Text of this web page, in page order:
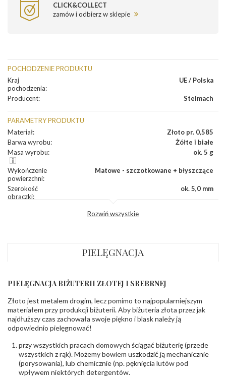
CLICK&COLLECT
zamów i odbierz w sklepie
POCHODZENIE PRODUKTU
Kraj
pochodzenia:
UE / Polska
Producent: Stelmach
PARAMETRY PRODUKTU
Materiał:
Złoto pr. 0,585
Barwa wyrobu:
Żółte i białe
Masa wyrobu: ok. 5 g
Wykończenie
powierzchni:
Matowe - szczotkowane + błyszczące
Szerokość
obrączki:
ok. 5,0 mm
KAMIENIE
Rodzaje
kamieni:
Cyrkonia
Liczba kamieni:
Cyrkonia - 3 szt.
Szlif kamieni:
(łącznie)
INNE PARAMETRY
Rozwiń wszystkie
PIELĘGNACJA
PIELĘGNACJA BIŻUTERII ZŁOTEJ I SREBRNEJ
Złoto jest metalem drogim, lecz pomimo to najpopularniejszym
materiałem przy produkcji biżuterii. Aby biżuteria złota przez jak
najdłuższy czas zachowała swoje piękno i blask należy ją
odpowiednio pielęgnować!
przy wszystkich pracach domowych ściągać biżuterię (przede
wszystkich z rąk). Możemy bowiem uszkodzić ją mechanicznie
(porysowania), lub chemicznie (np. pęknięcia lutów pod
wpływem niektórych detergentów.